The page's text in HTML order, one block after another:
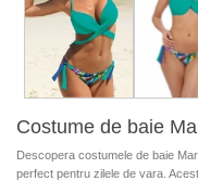
Costume de baie
Descopera costumele de baie
perfect pentru zilele de vara.